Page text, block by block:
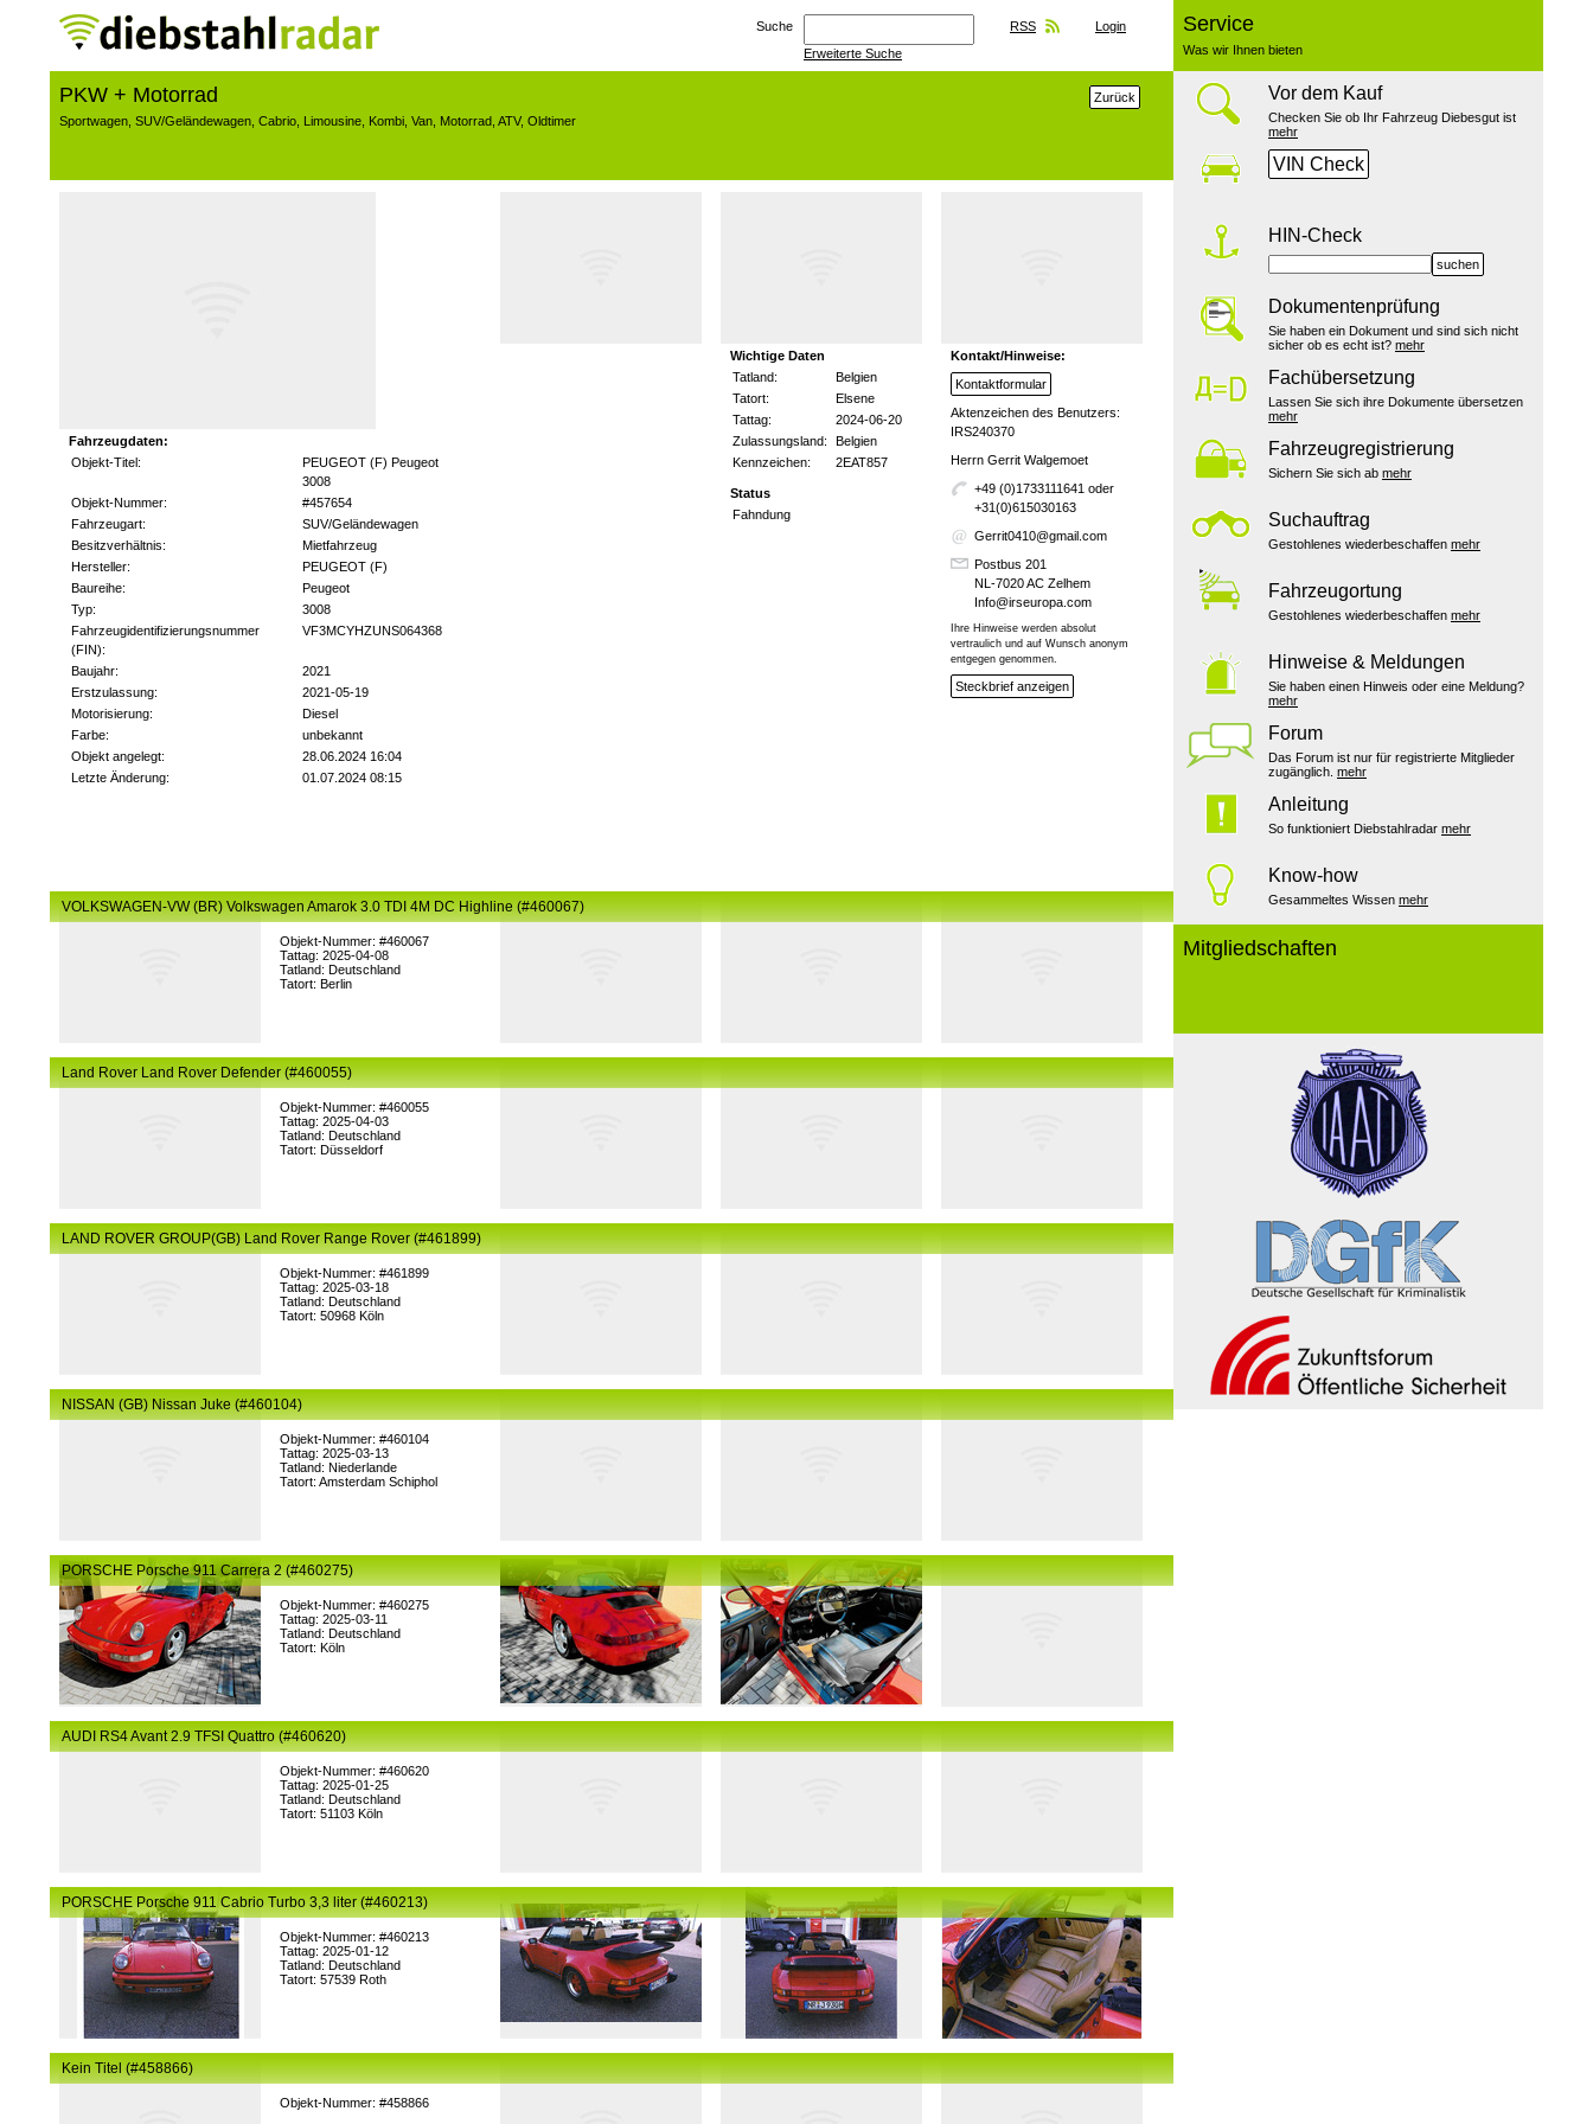
Service
Was wir Ihnen bieten
Vor dem Kauf
Checken Sie ob Ihr Fahrzeug Diebesgut ist
mehr
VIN Check
HIN-Check
suchen
Dokumentenprüfung
Sie haben ein Dokument und sind sich nicht
sicher ob es echt ist? mehr
Fachübersetzung
Lassen Sie sich ihre Dokumente übersetzen
mehr
Fahrzeugregistrierung
Sichern Sie sich ab mehr
Suchauftrag
Gestohlenes wiederbeschaffen mehr
Fahrzeugortung
Gestohlenes wiederbeschaffen mehr
Hinweise & Meldungen
Sie haben einen Hinweis oder eine Meldung?
mehr
Forum
Das Forum ist nur für registrierte Mitglieder
zugänglich. mehr
Anleitung
So funktioniert Diebstahlradar mehr
Know-how
Gesammeltes Wissen mehr
Mitgliedschaften
Suche
Erweiterte Suche
RSS Login
PKW + Motorrad
Zurück
Sportwagen SUV/Geländewagen Cabrio Limousine Kombi Van Motorrad ATV, Oldtimer
Fahrzeugdaten:
Objekt-Titel:
PEUGEOT (F) Peugeot
3008
Objekt-Nummer:
#457654
Fahrzeugart:
SUV/Geländewagen
Besitzverhältnis:
Mietfahrzeug
Hersteller:
PEUGEOT (F)
Baureihe:
Peugeot
Typ:
3008
Fahrzeugidentifizierungsnummer
(FIN):
VF3MCYHZUNS064368
Baujahr:
2021
Erstzulassung:
2021-05-19
Motorisierung:
Diesel
Farbe:
unbekannt
Objekt angelegt:
28.06.2024 16:04
Letzte Änderung:
01.07.2024 08:15
Wichtige Daten
Tatland:
Belgien
Tatort:
Elsene
Tattag:
2024-06-20
Zulassungsland:
Belgien
Kennzeichen:
2EAT857
Status
Fahndung
Kontakt/Hinweise:
Kontaktformular
Aktenzeichen des Benutzers:
IRS240370
Herrn Gerrit Walgemoet
+49 (0)1733111641 oder
+31(0)615030163
Gerrit0410@gmail.com
Postbus 201
NL-7020 AC Zelhem
Info@irseuropa.com
Ihre Hinweise werden absolut
vertraulich und auf Wunsch anonym
entgegen genommen.
Steckbrief anzeigen
Objekt-Nummer: #460067
Tattag: 2025-04-08
Tatland: Deutschland
Tatort: Berlin
VOLKSWAGEN-VW (BR) Volkswagen Amarok 3.0 TDI 4M DC Highline (#460067)
Objekt-Nummer: #460055
Tattag: 2025-04-03
Tatland: Deutschland
Tatort: Düsseldorf
Land Rover Land Rover Defender (#460055)
Objekt-Nummer: #461899
Tattag: 2025-03-18
Tatland: Deutschland
Tatort: 50968 Köln
LAND ROVER GROUP(GB) Land Rover Range Rover (#461899)
Objekt-Nummer: #460104
Tattag: 2025-03-13
Tatland: Niederlande
Tatort: Amsterdam Schiphol
NISSAN (GB) Nissan Juke (#460104)
Objekt-Nummer: #460275
Tattag: 2025-03-11
Tatland: Deutschland
Tatort: Köln
PORSCHE Porsche 911 Carrera 2 (#460275)
Objekt-Nummer: #460620
Tattag: 2025-01-25
Tatland: Deutschland
Tatort: 51103 Köln
AUDI RS4 Avant 2.9 TFSI Quattro (#460620)
Objekt-Nummer: #460213
Tattag: 2025-01-12
Tatland: Deutschland
Tatort: 57539 Roth
PORSCHE Porsche 911 Cabrio Turbo 3,3 liter (#460213)
Objekt-Nummer: #458866
Kein Titel (#458866)